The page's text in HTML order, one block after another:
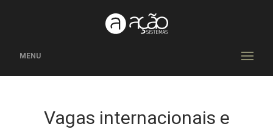
MENU
Vagas internacionais e